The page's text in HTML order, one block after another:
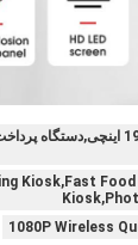
Kiosk,Fast
1080P Wireless